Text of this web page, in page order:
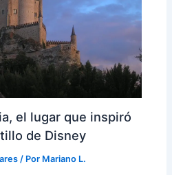
el lugar que inspiró
de Disney
/ Por Mariano L.